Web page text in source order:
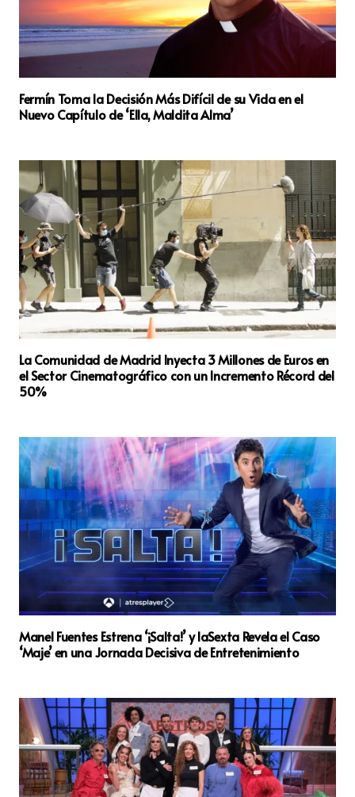
Fermín Toma la Decisión Más Difícil de su Vida en el
Nuevo Capítulo de ‘Ella, Maldita Alma’
La Comunidad de Madrid Inyecta 3 Millones de Euros en
el Sector Cinematográfico con un Incremento Récord del
50%
Manel Fuentes Estrena ‘¡Salta!’ y laSexta Revela el Caso
‘Maje’ en una Jornada Decisiva de Entretenimiento